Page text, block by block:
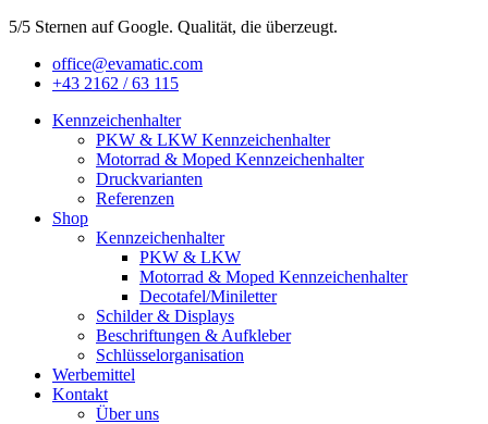
5/5 Sternen auf Google. Qualität, die überzeugt.
office@evamatic.com
+43 2162 / 63 115
Kennzeichenhalter
PKW & LKW Kennzeichenhalter
Motorrad & Moped Kennzeichenhalter
Druckvarianten
Referenzen
Shop
Kennzeichenhalter
PKW & LKW
Motorrad & Moped Kennzeichenhalter
Decotafel/Miniletter
Schilder & Displays
Beschriftungen & Aufkleber
Schlüsselorganisation
Werbemittel
Kontakt
Über uns